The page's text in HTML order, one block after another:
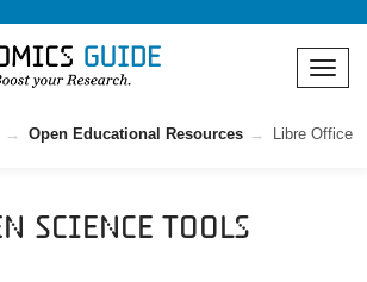
Open Educational Resources Libre Office
Science Tools